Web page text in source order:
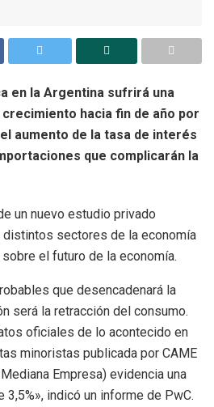
en la Argentina sufrirá una
hacia fin de año por
aumento de la tasa de interés
que complicarán la
un nuevo estudio privado
sectores de la economía
el futuro de la economía.
que desencadenará la
será la retracción del consumo.
oficiales de lo acontecido en
minoristas publicada por CAME
Empresa) evidencia una
3,5%», indicó un informe de PwC.